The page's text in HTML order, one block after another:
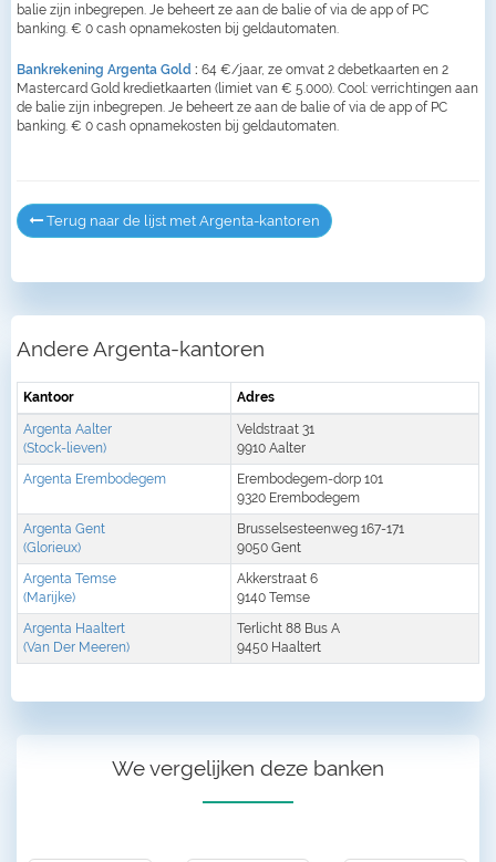
balie zijn inbegrepen. Je beheert ze aan de balie of via de app of PC
banking. € 0 cash opnamekosten bij geldautomaten.
Bankrekening Argenta Gold : 64 €/jaar, ze omvat 2 debetkaarten en 2
Mastercard Gold kredietkaarten (limiet van € 5.000). Cool: verrichtingen aan
de balie zijn inbegrepen. Je beheert ze aan de balie of via de app of PC
banking. € 0 cash opnamekosten bij geldautomaten.
Terug naar de lijst met Argenta-kantoren
Andere Argenta-kantoren
Kantoor Adres
Argenta Aalter
(Stock-lieven)
Veldstraat 31
9910 Aalter
Argenta Erembodegem
Erembodegem-dorp 101
9320 Erembodegem
Argenta Gent
(Glorieux)
Brusselsesteenweg 167-171
9050 Gent
Argenta Temse
(Marijke)
Akkerstraat 6
9140 Temse
Argenta Haaltert
(Van Der Meeren)
Terlicht 88 Bus A
9450 Haaltert
We vergelijken deze banken